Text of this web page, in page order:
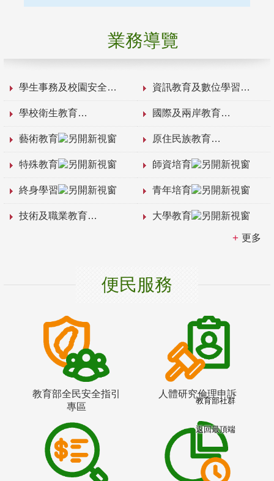
業務導覽
學生事務及校園安全 資訊教育及數位學習
學校衛生教育 國際及兩岸教育
藝術教育 原住民族教育
特殊教育 師資培育
終身學習 青年培育
技術及職業教育 大學教育
更多
便民服務
教育部全民安全指引
專區
人體研究倫理申訴
教育部社群
返回最頂端